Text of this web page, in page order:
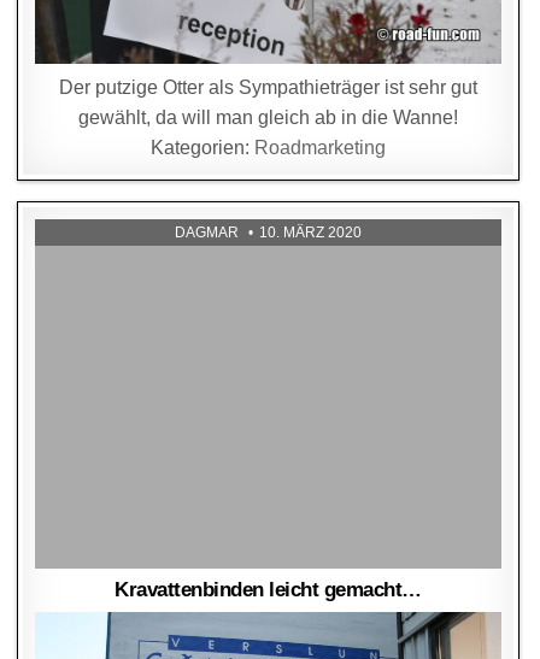
Der putzige Otter als Sympathieträger ist sehr gut
gewählt, da will man gleich ab in die Wanne!
Kategorien: Roadmarketing
DAGMAR 10. MÄRZ 2020
Kravattenbinden leicht gemacht…